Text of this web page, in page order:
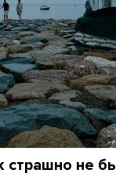
страшно не